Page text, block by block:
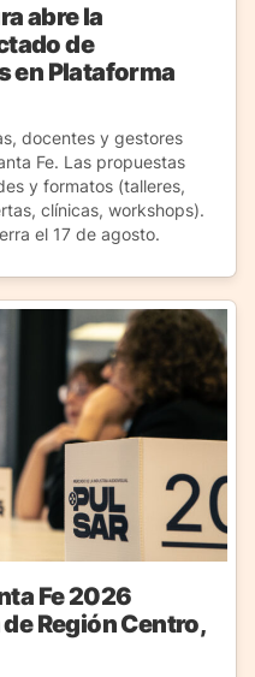
abre la
de
en Plataforma
docentes y gestores
Fe. Las propuestas
y formatos (talleres,
clínicas, workshops).
el 17 de agosto.
Fe 2026
Región Centro,